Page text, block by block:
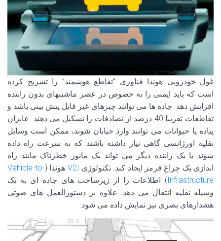
غول خودرویی هوندا فناوری “تقاطع هوشمند” را تشریح کزده
است که باید ایمنی را به خصوص در عصر ماشینهای بدون راننده
افزایش دهد. جاده ها می توانند چیزهای غیر قابل پیش بینی باشد و
تقاطعات تقریبا 40 درصد از تصادفات را تشکیل می دهند. عابران
پیاده یا حیوانات می توانند وارد خیابان شوند، ممکن است وسایل
نقلیه اورژانسی گاهی نیاز داشته باشند که به سرعت راه داده
شوند یا یک راننده دیگر می تواند یک مانور خطرناک مانند راه
اندازی یک چراغ قرمز ایجاد کند. تکنولوژی V2I هوندا (Vehicle-to-
Infrastructure ) اطلاعات را از زیرساخت های جاده ای به یک
وسیله نقلیه انتقال می دهد. علاوه بر دستورالعمل های صوتی
هشدارهای بصری نیز نمایش داده می شود.